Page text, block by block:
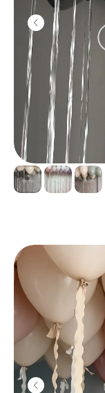
Главная Каталог
и